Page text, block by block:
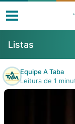
Livros
Listas
Equipe A Taba
Leitura de 1